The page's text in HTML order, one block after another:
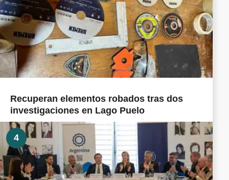
Recuperan elementos robados tras dos
investigaciones en Lago Puelo
4